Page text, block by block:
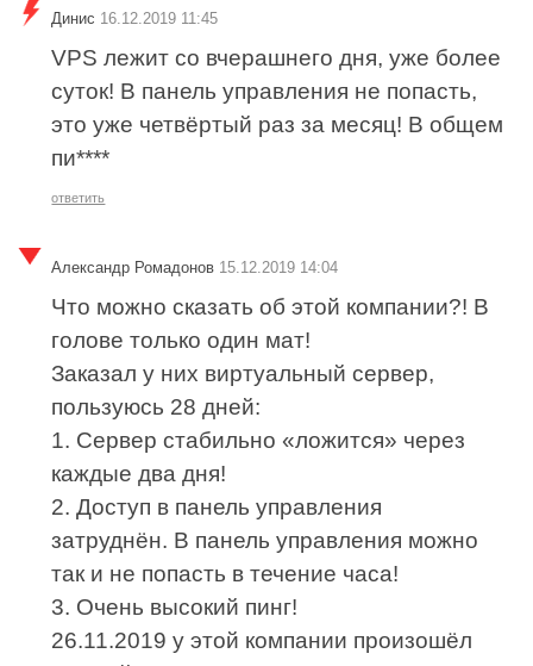
Динис 16.12.2019 11:45
VPS лежит со вчерашнего дня, уже более
суток! В панель управления не попасть,
это уже четвёртый раз за месяц! В общем
пи****
ответить
Александр Ромадонов 15.12.2019 14:04
Что можно сказать об этой компании?! В
голове только один мат!
Заказал у них виртуальный сервер,
пользуюсь 28 дней:
1. Сервер стабильно «ложится» через
каждые два дня!
2. Доступ в панель управления
затруднён. В панель управления можно
так и не попасть в течение часа!
3. Очень высокий пинг!
26.11.2019 у этой компании произошёл